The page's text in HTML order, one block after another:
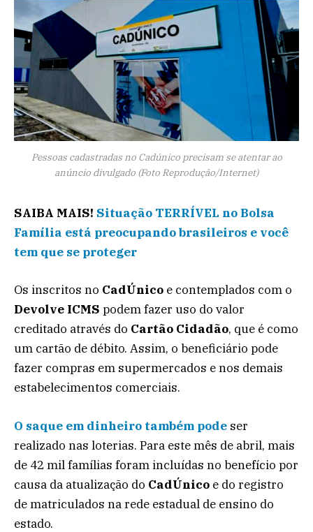
Pessoas cadastradas no Cadúnico precisam se atentar ao
anúncio divulgado (Foto Reprodução/Internet)
SAIBA MAIS! Situação TERRÍVEL no Bolsa
Família está preocupando brasileiros e você
tem que se proteger
Os inscritos no CadÚnico e contemplados com o
Devolve ICMS podem fazer uso do valor
creditado através do Cartão Cidadão, que é como
um cartão de débito. Assim, o beneficiário pode
fazer compras em supermercados e nos demais
estabelecimentos comerciais.
O saque em dinheiro também pode ser
realizado nas loterias. Para este mês de abril, mais
de 42 mil famílias foram incluídas no benefício por
causa da atualização do CadÚnico e do registro
de matriculados na rede estadual de ensino do
estado.